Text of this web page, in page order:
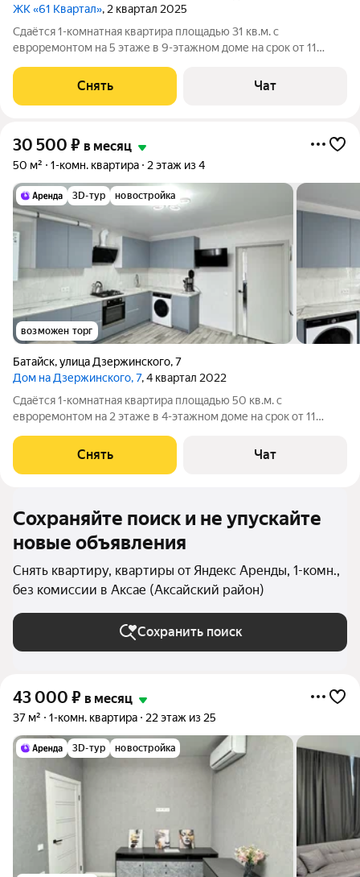
ЖК «61 Квартал», 2 квартал 2025
Сдаётся 1-комнатная квартира площадью 31 кв.м. с
евроремонтом на 5 этаже в 9-этажном доме на срок от 11
Стиральная машина Холодильник Кондиционер Бойлер Дом -
монолитный, окна выходят на улицу. В
Снять Чат
30 500 ₽ в месяц
50 м² 1-комн. квартира 2 этаж из 4
3D-тур новостройка
возможен торг
Батайск,улица Дзержинского,7
Дом на Дзержинского, 7, 4 квартал 2022
Сдаётся 1-комнатная квартира площадью 50 кв.м. с
евроремонтом на 2 этаже в 4-этажном доме на срок от 11
Стиральная машина Холодильник Посудомоечная машина
Бойлер Дом - кирпичный, окна выходят во
Снять Чат
Сохраняйте поиск и не упускайте
новые объявления
Снять квартиру, квартиры от Яндекс Аренды, 1-комн.,
без комиссии в Аксае (Аксайский район)
Сохранить поиск
43 000 ₽ в месяц
37 м² 1-комн. квартира 22 этаж из 25
3D-тур новостройка